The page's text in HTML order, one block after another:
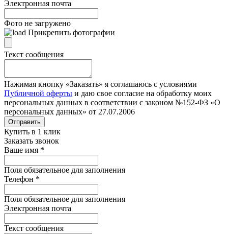
Электронная почта
Фото не загружено
Прикрепить фотографии
Текст сообщения
Нажимая кнопку «Заказать» я соглашаюсь с условиями
Публичной оферты и даю свое согласие на обработку моих
персональных данных в соответствии с законом №152-ФЗ «О
персональных данных» от 27.07.2006
Отправить
Купить в 1 клик
Заказать звонок
Ваше имя *
Поля обязательное для заполнения
Телефон *
Поля обязательное для заполнения
Электронная почта
Текст сообщения